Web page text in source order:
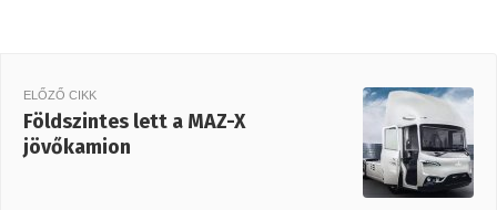
ELŐZŐ CIKK
Földszintes lett a MAZ-X
jövőkamion